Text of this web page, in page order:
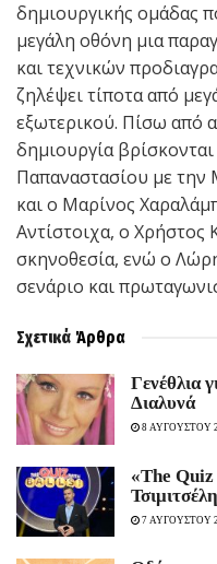
δημιουργικής ομάδας
μεγάλη οθόνη μια
και τεχνικών
ζηλέψει τίποτα από
εξωτερικού. Πίσω από
δημιουργία
Παπαναστασίου με
και ο Μαρίνος
Αντίστοιχα, ο Χρήστος
σκηνοθεσία, ενώ ο
σενάριο και
Σχετικά Άρθρα
Γενέθλια
Διαλυνά
8 ΑΥΓΟΥΣΤΟΥ
«The
Τσιμιτσέλη
7 ΑΥΓΟΥΣΤΟΥ